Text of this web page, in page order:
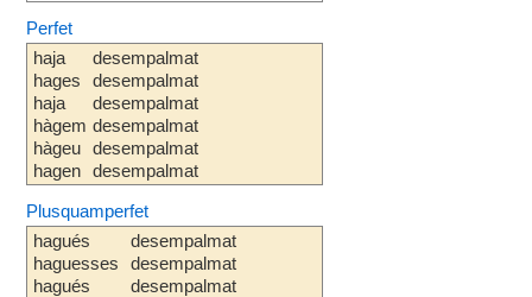
Perfet
haja
hages
haja
hàgem
hàgeu
hagen
desempalmat
desempalmat
desempalmat
desempalmat
desempalmat
desempalmat
Plusquamperfet
hagués
haguesses
hagués
desempalmat
desempalmat
desempalmat